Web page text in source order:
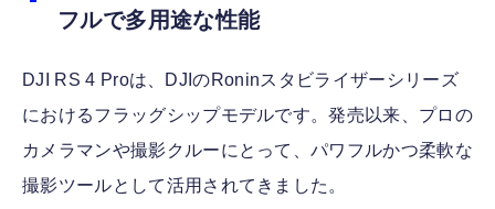
フルで多用途な性能
DJI RS 4 Proは、DJIのRoninスタビライザーシリーズ
におけるフラッグシップモデルです。発売以来、プロの
カメラマンや撮影クルーにとって、パワフルかつ柔軟な
撮影ツールとして活用されてきました。